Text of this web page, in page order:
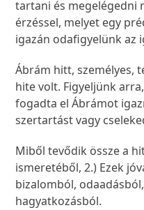
tartani és megelégedni
érzéssel, melyet egy
igazán odafigyelünk az
Ábrám hitt, személyes,
hite volt. Figyeljünk
fogadta el Ábrámot
szertartást vagy
Miből tevődik össze a
ismeretéből, 2.) Ezek
bizalomból,
hagyatkozásból.